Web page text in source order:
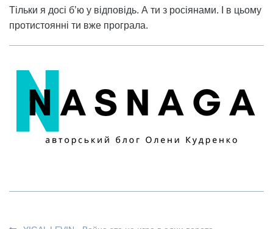
Тільки я досі б’ю у відповідь. А ти з росіянами. І в цьому
протистоянні ти вже програла.